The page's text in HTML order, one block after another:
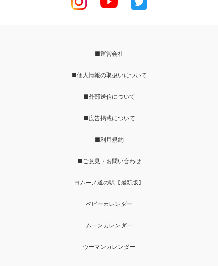
■運営会社
■個人情報の取扱いについて
■外部送信について
■広告掲載について
■利用規約
■ご意見・お問い合わせ
ヨムーノ道の駅【最新版】
ベビーカレンダー
ムーンカレンダー
ウーマンカレンダー